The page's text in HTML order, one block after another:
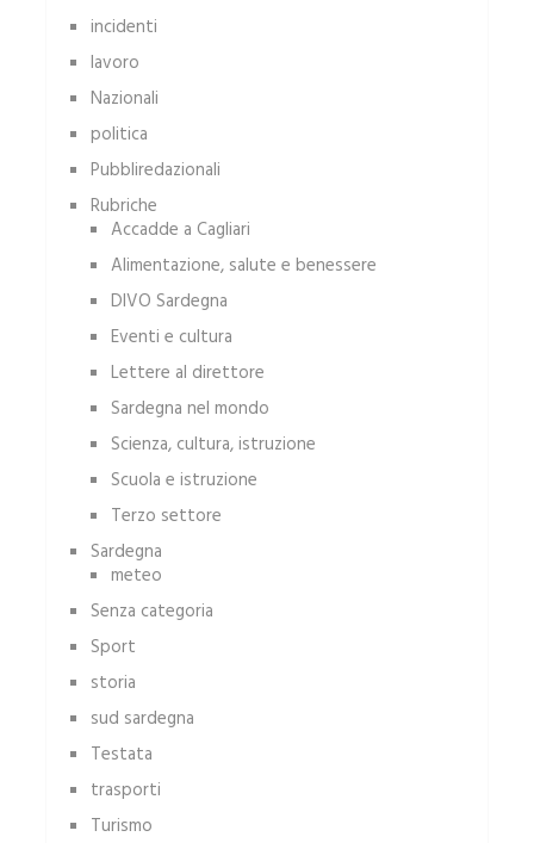
incidenti
lavoro
Nazionali
politica
Pubbliredazionali
Rubriche
Accadde a Cagliari
Alimentazione, salute e benessere
DIVO Sardegna
Eventi e cultura
Lettere al direttore
Sardegna nel mondo
Scienza, cultura, istruzione
Scuola e istruzione
Terzo settore
Sardegna
meteo
Senza categoria
Sport
storia
sud sardegna
Testata
trasporti
Turismo